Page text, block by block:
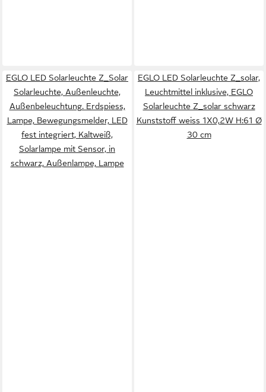
EGLO LED Solarleuchte Z_Solar
Solarleuchte, Außenleuchte,
Außenbeleuchtung. Erdspiess,
Lampe, Bewegungsmelder, LED
fest integriert, Kaltweiß,
Solarlampe mit Sensor, in
schwarz, Außenlampe, Lampe
EGLO LED Solarleuchte Z_solar,
Leuchtmittel inklusive, EGLO
Solarleuchte Z_solar schwarz
Kunststoff weiss 1X0,2W H:61 Ø
30 cm